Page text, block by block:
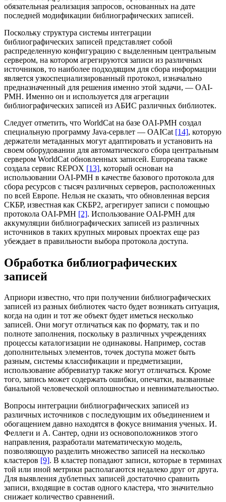
обязательная реализация запросов, основанных на дате
последней модификации библиографических записей.
Поскольку структура системы интеграции
библиографических записей представляет собой
распределенную конфигурацию с выделенным центральным
сервером, на котором агрегируются записи из различных
источников, то наиболее подходящим для сбора информации
является узкоспециализированный протокол, изначально
предназначенный для решения именно этой задачи, — OAI-
PMH. Именно он и используется для агрегации
библиографических записей из АБИС различных библиотек.
Следует отметить, что WorldCat на базе OAI-PMH создал
специальную программу Java-сервлет — OAICat [14], которую
держатели метаданных могут адаптировать и установить на
своем оборудовании для автоматического сбора центральным
сервером WorldCat обновленных записей. Europeana также
создала сервис REPOX [13], который основан на
использовании OAI-PMH в качестве базового протокола для
сбора ресурсов с тысяч различных серверов, расположенных
по всей Европе. Нельзя не сказать, что обновленная версия
СКБР, известная как СКБР2, агрегирует записи с помощью
протокола OAI-PMH [2]. Использование OAI-PMH для
аккумуляции библиографических записей из различных
источников в таких крупных мировых проектах еще раз
убеждает в правильности выбора протокола доступа.
Обработка библиографических
записей
Априори известно, что при получении библиографических
записей из разных библиотек часто будет возникать ситуация,
когда на один и тот же объект будет иметься несколько
записей. Они могут отличаться как по формату, так и по
полноте заполнения, поскольку в различных учреждениях
процессы каталогизации не одинаковы. Например, состав
дополнительных элементов, точек доступа может быть
разным, системы классификации и предметизации,
использование аббревиатур также могут отличаться. Кроме
того, запись может содержать ошибки, опечатки, вызванные
банальной человеческой оплошностью и невнимательностью.
Вопросы интеграции библиографических записей из
различных источников с последующим их объединением и
обогащением давно находятся в фокусе внимания ученых. И.
Феллеги и А. Сантер, одни из основоположников этого
направления, разработали математическую модель,
позволяющую разделить множество записей на несколько
кластеров [9]. В кластер попадают записи, которые в терминах
той или иной метрики располагаются недалеко друг от друга.
Для выявления дублетных записей достаточно сравнить
записи, входящие в состав одного кластера, что значительно
снижает количество сравнений.